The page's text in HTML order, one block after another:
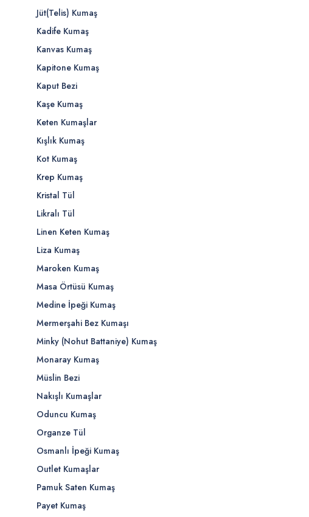
Jüt(Telis) Kumaş
Kadife Kumaş
Kanvas Kumaş
Kapitone Kumaş
Kaput Bezi
Kaşe Kumaş
Keten Kumaşlar
Kışlık Kumaş
Kot Kumaş
Krep Kumaş
Kristal Tül
Likralı Tül
Linen Keten Kumaş
Liza Kumaş
Maroken Kumaş
Masa Örtüsü Kumaş
Medine İpeği Kumaş
Mermerşahi Bez Kumaşı
Minky (Nohut Battaniye) Kumaş
Monaray Kumaş
Müslin Bezi
Nakışlı Kumaşlar
Oduncu Kumaş
Organze Tül
Osmanlı İpeği Kumaş
Outlet Kumaşlar
Pamuk Saten Kumaş
Payet Kumaş